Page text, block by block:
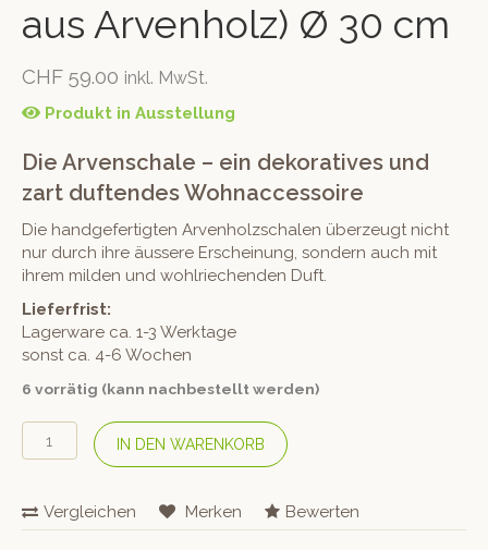
aus Arvenholz) Ø 30 cm
CHF 59.00 inkl. MwSt.
Produkt in Ausstellung
Die Arvenschale – ein dekoratives und
zart duftendes Wohnaccessoire
Die handgefertigten Arvenholzschalen überzeugt nicht
nur durch ihre äussere Erscheinung, sondern auch mit
ihrem milden und wohlriechenden Duft.
Lieferfrist:
Lagerware ca. 1-3 Werktage
sonst ca. 4-6 Wochen
6 vorrätig (kann nachbestellt werden)
Arvenschale
(Schüssel
Arvenholz)
Ø
IN DEN WARENKORB
Vergleichen Merken Bewerten